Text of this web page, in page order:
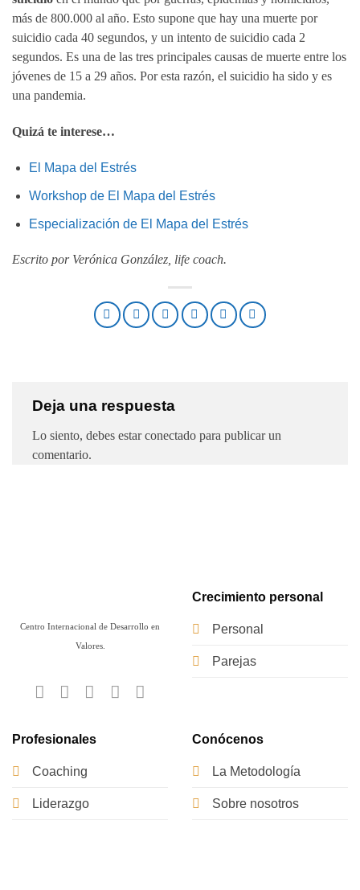
más de 800.000 al año. Esto supone que hay una muerte por
suicidio cada 40 segundos, y un intento de suicidio cada 2
segundos. Es una de las tres principales causas de muerte entre los
jóvenes de 15 a 29 años. Por esta razón, el suicidio ha sido y es
una pandemia.
Quizá te interese…
El Mapa del Estrés
Workshop de El Mapa del Estrés
Especialización de El Mapa del Estrés
Escrito por Verónica González, life coach.
Deja una respuesta
Lo siento, debes estarconectado para publicar un
comentario.
Centro Internacional de Desarrollo en
Valores.
Crecimiento personal
Personal
Parejas
Profesionales
Coaching
Liderazgo
Conócenos
La Metodología
Sobre nosotros